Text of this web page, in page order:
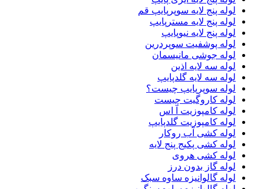
لوله پنج لایه سوپرپایپ قم
لوله پنج لایه مسترپایپ
لوله پنج لایه نیوپایپ
لوله پوشفیت سوپردرین
لوله جوشی مانیسمان
لوله سه لایه اذین
لوله سه لایه گلدپایپ
لوله سوپرپایپ چیست؟
لوله کاروگیت چیست
لوله کامپوزیت آ اس
لوله کامپوزیت گلدپایپ
لوله کشی آب روکار
لوله کشی پکیج پنج لایه
لوله کشی هروی
لوله گاز بدون درز
لوله گالوانیزه ساوه سبک